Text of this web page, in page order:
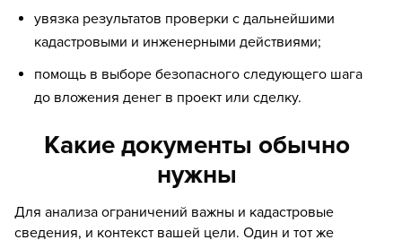
увязка результатов проверки с дальнейшими
кадастровыми и инженерными действиями;
помощь в выборе безопасного следующего шага
до вложения денег в проект или сделку.
Какие документы обычно
нужны
Для анализа ограничений важны и кадастровые
сведения, и контекст вашей цели. Один и тот же